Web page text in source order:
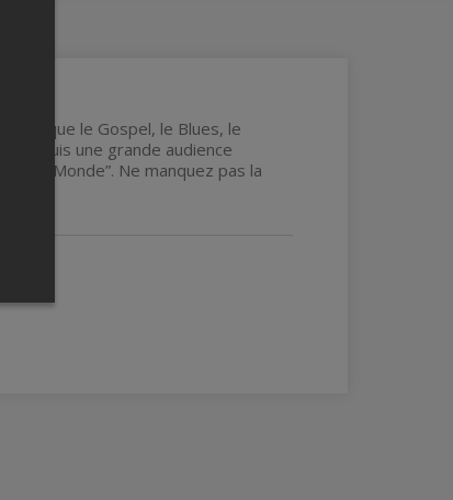
tels que le Gospel, le Blues, le
conquis une grande audience
du Monde”. Ne manquez pas la